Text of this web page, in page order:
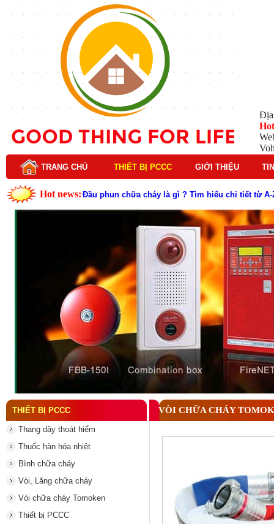
Địa
TRANG CHỦ THIẾT BỊ PCCC GIỚI THIỆU
Hot news: Đầu phun chữa cháy là gì ? Tìm hiểu chi tiết từ A-
Cách kiểm tra và bảo trì hệ thống báo cháy
Cấu tạo và nguyên lý hoạt động của báo cháy
Tìm hiểu chi tiết về hệ thống báo cháy Horing
Các loại thang dây thoát hiểm phổ biến trên thị
Thang dây thoát hiểm có tác dụng gì trong tình
Cấu tạo đầu phun chữa cháy trong hệ thống
Kim thu sét là gì? Cấu tạo, nguyên lý hoạt động
Đầu phun chữa cháy là gì và nguyên lý hoạt động
THIẾT BỊ PCCC
Thang dây thoát hiểm
Thuốc hàn hóa nhiệt
Bình chữa cháy
Vòi, Lăng chữa cháy
Vòi chữa cháy Tomoken
Thiết bị PCCC
VÒI CHỮA CHÁY